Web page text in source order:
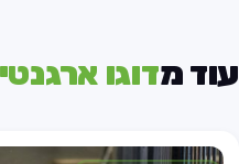
מדוגו